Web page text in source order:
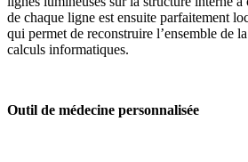
de chaque ligne est ensuite parfaitement
qui permet de reconstruire l’ensemble de
calculs informatiques.
Outil de médecine personnalisée